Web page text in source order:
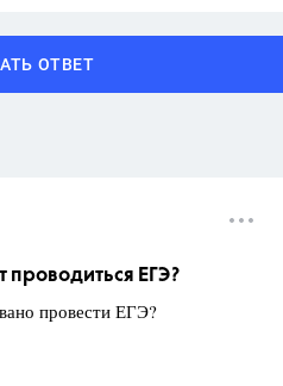
ОТВЕТ
проводиться ЕГЭ?
провести ЕГЭ?